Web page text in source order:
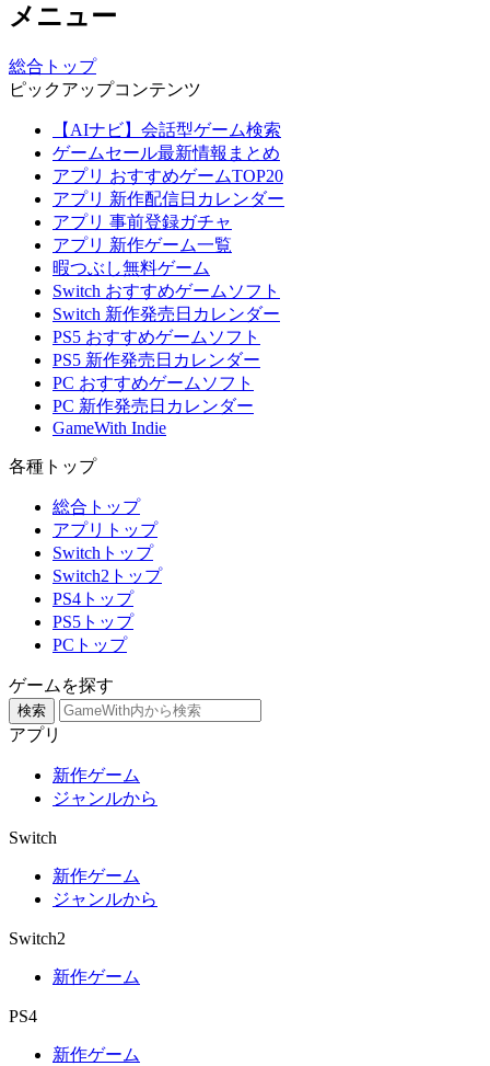
メニュー
総合トップ
ピックアップコンテンツ
【AIナビ】会話型ゲーム検索
ゲームセール最新情報まとめ
アプリ おすすめゲームTOP20
アプリ 新作配信日カレンダー
アプリ 事前登録ガチャ
アプリ 新作ゲーム一覧
暇つぶし無料ゲーム
Switch おすすめゲームソフト
Switch 新作発売日カレンダー
PS5 おすすめゲームソフト
PS5 新作発売日カレンダー
PC おすすめゲームソフト
PC 新作発売日カレンダー
GameWith Indie
各種トップ
総合トップ
アプリトップ
Switchトップ
Switch2トップ
PS4トップ
PS5トップ
PCトップ
ゲームを探す
検索
アプリ
新作ゲーム
ジャンルから
Switch
新作ゲーム
ジャンルから
Switch2
新作ゲーム
PS4
新作ゲーム